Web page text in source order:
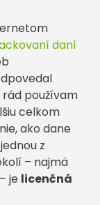
daní
rád používam
celkom
ako dane
z
– najmä
je licenčná